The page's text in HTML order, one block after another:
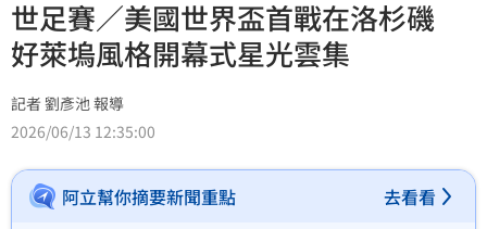
世足賽／美國世界盃首戰在洛杉磯
好萊塢風格開幕式星光雲集
記者 劉彥池 報導
2026/06/13 12:35:00
阿立幫你摘要新聞重點 去看看